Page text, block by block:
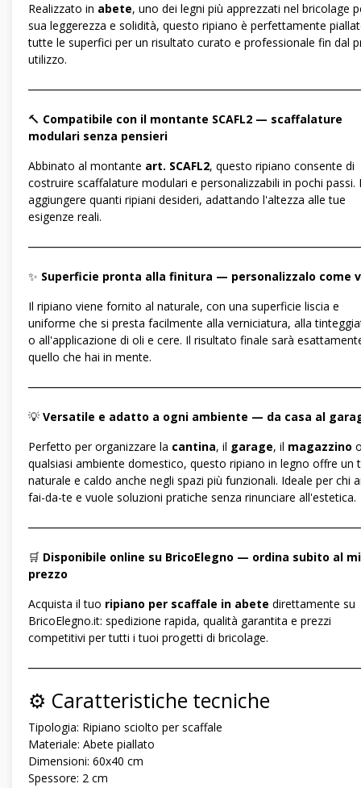
Realizzato in abete, uno dei legni più apprezzati nel bricolage
sua leggerezza e solidità, questo ripiano è perfettamente
tutte le superfici per un risultato curato e professionale fin dal
utilizzo.
🔨 Compatibile con il montante SCAFL2 — scaffalature
modulari senza pensieri
Abbinato al montante art. SCAFL2, questo ripiano consente di
costruire scaffalature modulari e personalizzabili in pochi passi.
aggiungere quanti ripiani desideri, adattando l'altezza alle tue
esigenze reali.
✨ Superficie pronta alla finitura — personalizzalo come
Il ripiano viene fornito al naturale, con una superficie liscia e
uniforme che si presta facilmente alla verniciatura, alla
o all'applicazione di oli e cere. Il risultato finale sarà
quello che hai in mente.
💡 Versatile e adatto a ogni ambiente — da casa al
Perfetto per organizzare la cantina, il garage, il magazzino
qualsiasi ambiente domestico, questo ripiano in legno offre un
naturale e caldo anche negli spazi più funzionali. Ideale per chi
fai-da-te e vuole soluzioni pratiche senza rinunciare all'estetica.
🛒 Disponibile online su BricoElegno — ordina subito al
prezzo
Acquista il tuo ripiano per scaffale in abete direttamente su
BricoElegno.it: spedizione rapida, qualità garantita e prezzi
competitivi per tutti i tuoi progetti di bricolage.
⚙️ Caratteristiche tecniche
Tipologia: Ripiano sciolto per scaffale
Materiale: Abete piallato
Dimensioni: 60x40 cm
Spessore: 2 cm